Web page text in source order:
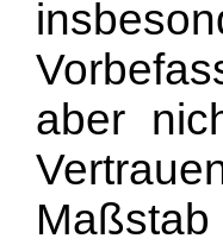
insbeson
aber